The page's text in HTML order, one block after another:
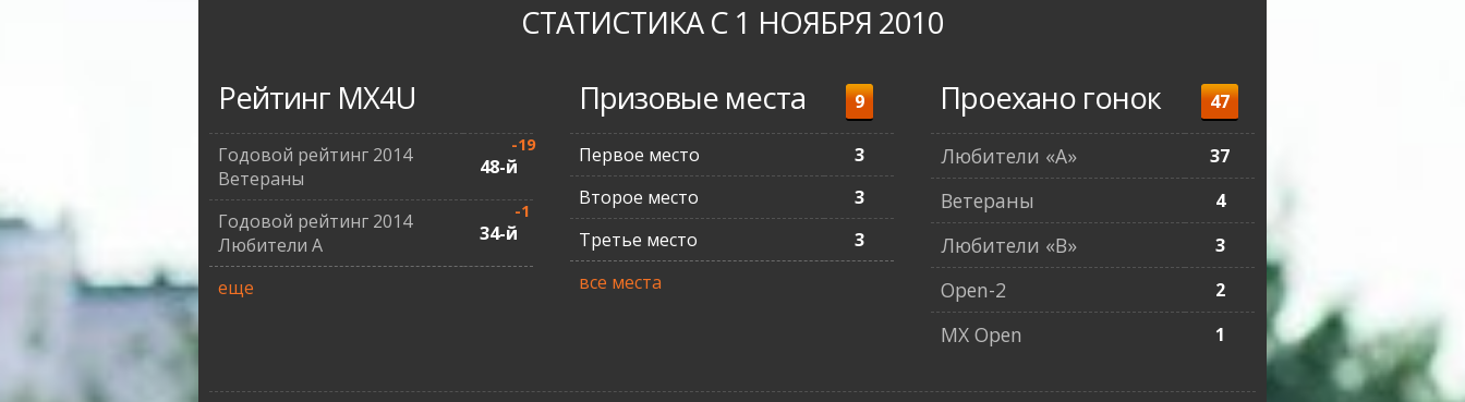
СТАТИСТИКА С 1 НОЯБРЯ 2010
Рейтинг MX4U
Годовой рейтинг 2014
Ветераны
48-й
-19
Годовой рейтинг 2014
Любители А
34-й
-1
еще
Призовые места 9
Первое место
3
Второе место
3
Третье место
3
все места
Проехано гонок 47
Любители «A» 37
Ветераны 4
Любители «B» 3
Open-2 2
MX Open 1